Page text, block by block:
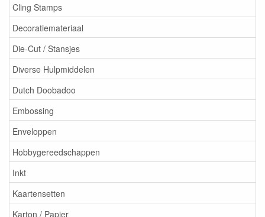
Cling Stamps
Decoratiemateriaal
Die-Cut / Stansjes
Diverse Hulpmiddelen
Dutch Doobadoo
Embossing
Enveloppen
Hobbygereedschappen
Inkt
Kaartensetten
Karton / Papier